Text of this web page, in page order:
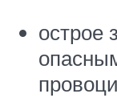
острое